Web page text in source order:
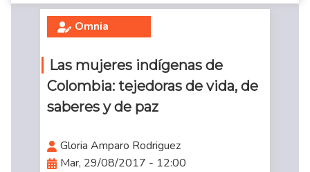
Omnia
Las mujeres indígenas de
Colombia: tejedoras de vida, de
saberes y de paz
Gloria Amparo Rodriguez
Mar, 29/08/2017 - 12:00